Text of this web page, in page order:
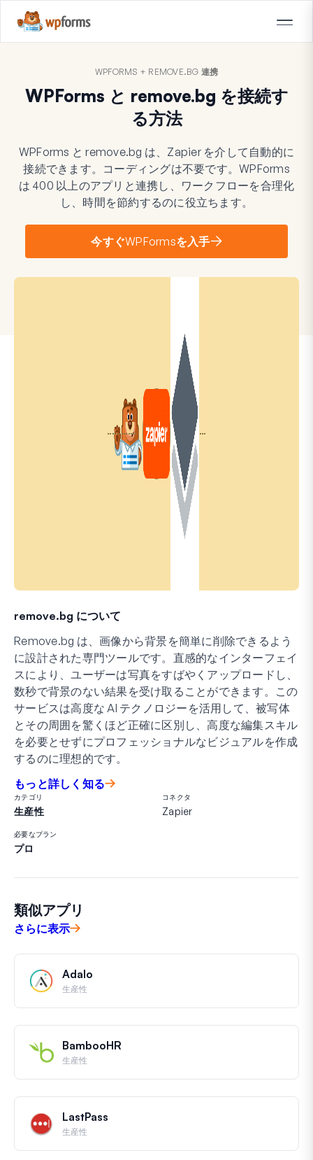
WPFORMS + REMOVE.BG 連携
WPForms と remove.bg を接続す
る方法
WPForms と remove.bg は、Zapier を介して自動的に
接続できます。コーディングは不要です。WPForms
は 400 以上のアプリと連携し、ワークフローを合理化
し、時間を節約するのに役立ちます。
今すぐWPFormsを入手
remove.bg について
Remove.bg は、画像から背景を簡単に削除できるよう
に設計された専門ツールです。直感的なインターフェイ
スにより、ユーザーは写真をすばやくアップロードし、
数秒で背景のない結果を受け取ることができます。この
サービスは高度な AI テクノロジーを活用して、被写体
とその周囲を驚くほど正確に区別し、高度な編集スキル
を必要とせずにプロフェッショナルなビジュアルを作成
するのに理想的です。
もっと詳しく知る
カテゴリ
生産性
コネクタ
Zapier
必要なプラン
プロ
類似アプリ
さらに表示
Adalo
生産性
BambooHR
生産性
LastPass
生産性